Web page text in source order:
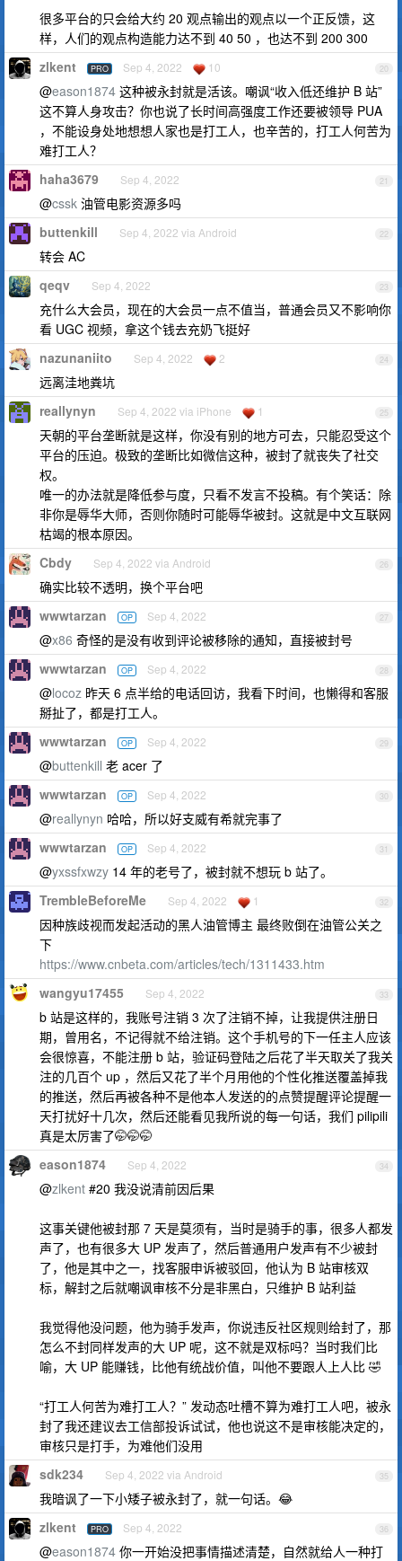
很多平台的只会给大约 20 观点输出的观点以一个正反馈，这
样，人们的观点构造能力达不到 40 50 ，也达不到 200 300
20
zlkent PRO Sep 4, 2022 10
@eason1874 这种被永封就是活该。嘲讽“收入低还维护 B 站”
这不算人身攻击？你也说了长时间高强度工作还要被领导 PUA
，不能设身处地想想人家也是打工人，也辛苦的，打工人何苦为
难打工人？
21
haha3679 Sep 4, 2022
@cssk 油管电影资源多吗
22
buttenkill Sep 4, 2022 via Android
转会 AC
23
qeqv Sep 4, 2022
充什么大会员，现在的大会员一点不值当，普通会员又不影响你
看 UGC 视频，拿这个钱去充奶飞挺好
24
nazunaniito Sep 4, 2022 2
远离洼地粪坑
25
reallynyn Sep 4, 2022 via iPhone 1
天朝的平台垄断就是这样，你没有别的地方可去，只能忍受这个
平台的压迫。极致的垄断比如微信这种，被封了就丧失了社交
权。
唯一的办法就是降低参与度，只看不发言不投稿。有个笑话：除
非你是辱华大师，否则你随时可能辱华被封。这就是中文互联网
枯竭的根本原因。
26
Cbdy Sep 4, 2022 via Android
确实比较不透明，换个平台吧
27
wwwtarzan OP Sep 4, 2022
@x86 奇怪的是没有收到评论被移除的通知，直接被封号
28
wwwtarzan OP Sep 4, 2022
@locoz 昨天 6 点半给的电话回访，我看下时间，也懒得和客服
掰扯了，都是打工人。
29
wwwtarzan OP Sep 4, 2022
@buttenkill 老 acer 了
30
wwwtarzan OP Sep 4, 2022
@reallynyn 哈哈，所以好支威有希就完事了
31
wwwtarzan OP Sep 4, 2022
@yxssfxwzy 14 年的老号了，被封就不想玩 b 站了。
32
TrembleBeforeMe Sep 4, 2022 1
因种族歧视而发起活动的黑人油管博主 最终败倒在油管公关之
下
https://www.cnbeta.com/articles/tech/1311433.htm
33
wangyu17455 Sep 4, 2022
b 站是这样的，我账号注销 3 次了注销不掉，让我提供注册日
期，曾用名，不记得就不给注销。这个手机号的下一任主人应该
会很惊喜，不能注册 b 站，验证码登陆之后花了半天取关了我关
注的几百个 up ，然后又花了半个月用他的个性化推送覆盖掉我
的推送，然后再被各种不是他本人发送的的点赞提醒评论提醒一
天打扰好十几次，然后还能看见我所说的每一句话，我们 pilipili
真是太厉害了🤭🤭🤭
34
eason1874 Sep 4, 2022
@zlkent #20 我没说清前因后果
这事关键他被封那 7 天是莫须有，当时是骑手的事，很多人都发
声了，也有很多大 UP 发声了，然后普通用户发声有不少被封
了，他是其中之一，找客服申诉被驳回，他认为 B 站审核双
标，解封之后就嘲讽审核不分是非黑白，只维护 B 站利益
我觉得他没问题，他为骑手发声，你说违反社区规则给封了，那
怎么不封同样发声的大 UP 呢，这不就是双标吗？当时我们比
喻，大 UP 能赚钱，比他有统战价值，叫他不要跟人上人比 🤣
“打工人何苦为难打工人？” 发动态吐槽不算为难打工人吧，被永
封了我还建议去工信部投诉试试，他也说这不是审核能决定的，
审核只是打手，为难他们没用
35
sdk234 Sep 4, 2022 via Android
我暗讽了一下小矮子被永封了，就一句话。😂
36
zlkent PRO Sep 4, 2022
@eason1874 你一开始没把事情描述清楚，自然就给人一种打